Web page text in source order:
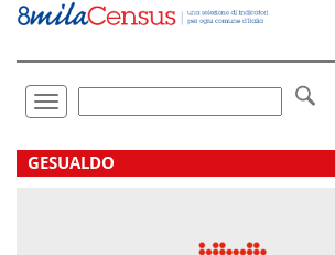
Vai
direttamente
Toggle
navigation
.
GESUALDO